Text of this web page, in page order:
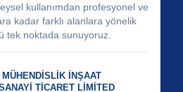
kullanımdan profesyonel ve
kadar farklı alanlara yönelik
tek noktada sunuyoruz.
İNŞAAT
TİCARET LİMİTED